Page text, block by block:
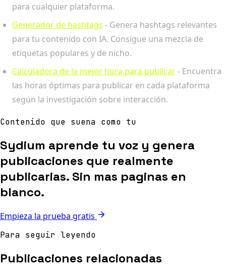
para cualquier plataforma.
Generador de hashtags - Genera hashtags relevantes
para tu contenido con IA. Consigue una mezcla de
etiquetas populares y de nicho.
Calculadora de la mejor hora para publicar- Encuentra
las horas óptimas para publicar en cada plataforma
según la investigación sobre interacción.
Contenido que suena como tu
Sydium aprende tu voz y genera
publicaciones que realmente
publicarias. Sin mas paginas en
blanco.
Empieza la prueba gratis
Para seguir leyendo
Publicaciones relacionadas